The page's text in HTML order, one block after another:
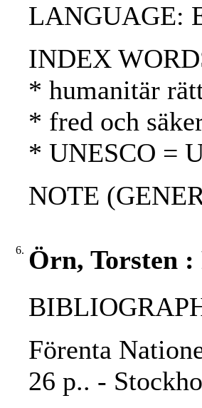
LANGUAGE:
INDEX
* humanitär
* fred och
* UNESCO =
NOTE
6. Örn, Torsten :
Förenta
26 p.. -